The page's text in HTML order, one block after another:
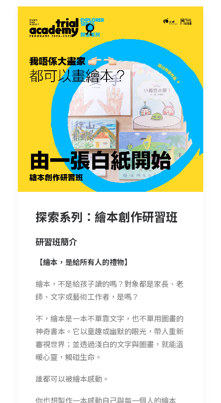
探索系列：繪本創作研習班
研習班簡介
【繪本，是給所有人的禮物】
繪本，不是給孩子讀的嗎？對象都是家長、老
師、文字或藝術工作者，是嗎？
不，繪本是一本不單靠文字，也不單用圖畫的
神奇書本。它以童趣或幽默的眼光，帶人重新
審視世界；並透過淺白的文字與圖畫，就能溫
暖心靈，觸碰生命。
誰都可以被繪本感動。
你也想製作一本感動自己與每一個人的繪本